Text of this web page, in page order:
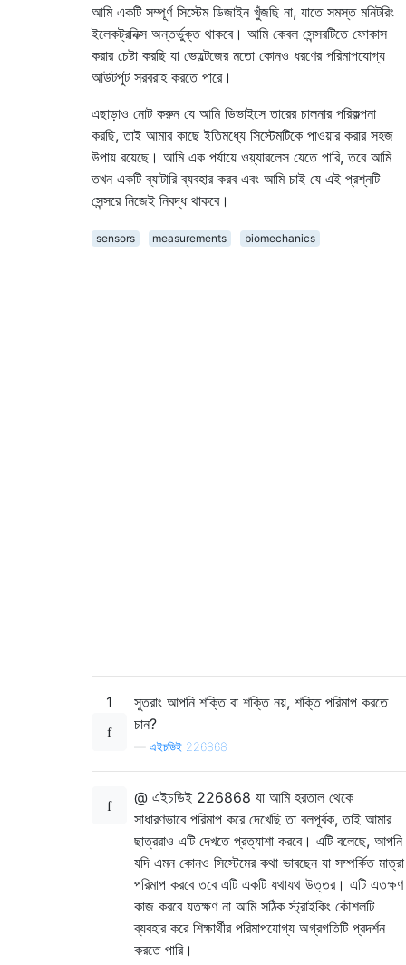
আমি একটি সম্পূর্ণ সিস্টেম ডিজাইন খুঁজছি না, যাতে সমস্ত মনিটরিং
ইলেকট্রনিক্স অন্তর্ভুক্ত থাকবে। আমি কেবল সেন্সরটিতে ফোকাস
করার চেষ্টা করছি যা ভোল্টেজের মতো কোনও ধরণের পরিমাপযোগ্য
আউটপুট সরবরাহ করতে পারে।
এছাড়াও নোট করুন যে আমি ডিভাইসে তারের চালনার পরিকল্পনা
করছি, তাই আমার কাছে ইতিমধ্যে সিস্টেমটিকে পাওয়ার করার সহজ
উপায় রয়েছে। আমি এক পর্যায়ে ওয়্যারলেস যেতে পারি, তবে আমি
তখন একটি ব্যাটারি ব্যবহার করব এবং আমি চাই যে এই প্রশ্নটি
সেন্সরে নিজেই নিবদ্ধ থাকবে।
sensors measurements biomechanics
1
সুতরাং আপনি শক্তি বা শক্তি নয়, শক্তি পরিমাপ করতে
চান?
এইচডিই 226868
@ এইচডিই 226868 যা আমি হরতাল থেকে
সাধারণভাবে পরিমাপ করে দেখেছি তা বলপূর্বক, তাই আমার
ছাত্ররাও এটি দেখতে প্রত্যাশা করবে। এটি বলেছে, আপনি
যদি এমন কোনও সিস্টেমের কথা ভাবছেন যা সম্পর্কিত মাত্রা
পরিমাপ করবে তবে এটি একটি যথাযথ উত্তর। এটি এতক্ষণ
কাজ করবে যতক্ষণ না আমি সঠিক স্ট্রাইকিং কৌশলটি
ব্যবহার করে শিক্ষার্থীর পরিমাপযোগ্য অগ্রগতিটি প্রদর্শন
করতে পারি।